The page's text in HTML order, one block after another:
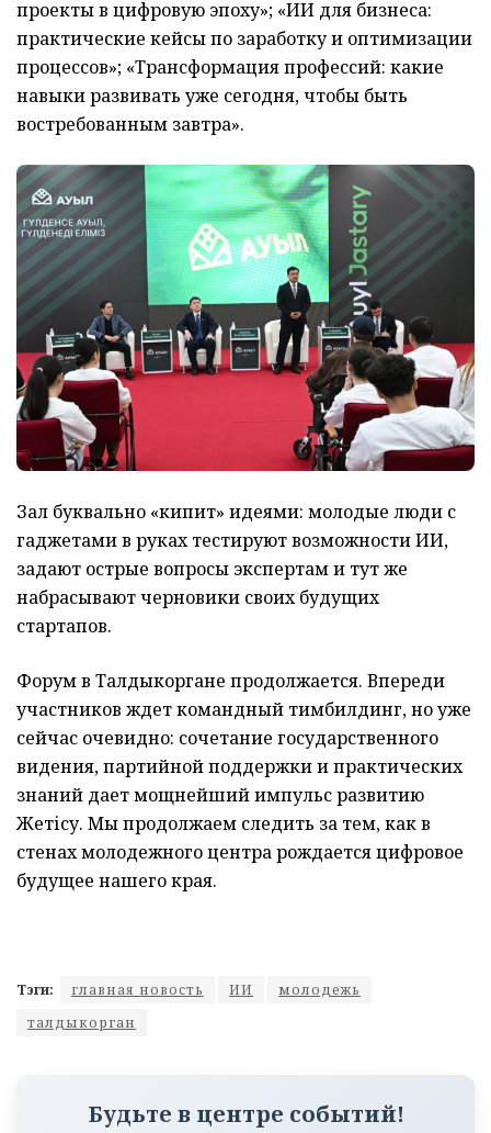
проекты в цифровую эпоху»; «ИИ для бизнеса:
практические кейсы по заработку и оптимизации
процессов»; «Трансформация профессий: какие
навыки развивать уже сегодня, чтобы быть
востребованным завтра».
Зал буквально «кипит» идеями: молодые люди с
гаджетами в руках тестируют возможности ИИ,
задают острые вопросы экспертам и тут же
набрасывают черновики своих будущих
стартапов.
Форум в Талдыкоргане продолжается. Впереди
участников ждет командный тимбилдинг, но уже
сейчас очевидно: сочетание государственного
видения, партийной поддержки и практических
знаний дает мощнейший импульс развитию
Жетісу. Мы продолжаем следить за тем, как в
стенах молодежного центра рождается цифровое
будущее нашего края.
Тэги: главная новость ИИ
молодежь
талдыкорган
Будьте в центре событий!